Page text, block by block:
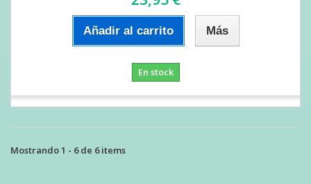
Añadir al carrito Más
En stock
Mostrando 1 - 6 de 6 items